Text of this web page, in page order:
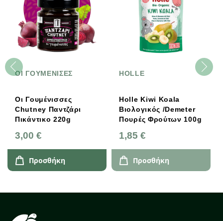
ΟΙ ΓΟΥΜΕΝΙΣΕΣ
Οι Γουμένισσες
Chutney Παντζάρι
Πικάντικο 220g
3,00 €
Προσθήκη
HOLLE
Holle Kiwi Koala
Βιολογικός /Demeter
Πουρές Φρούτων 100g
1,85 €
Προσθήκη